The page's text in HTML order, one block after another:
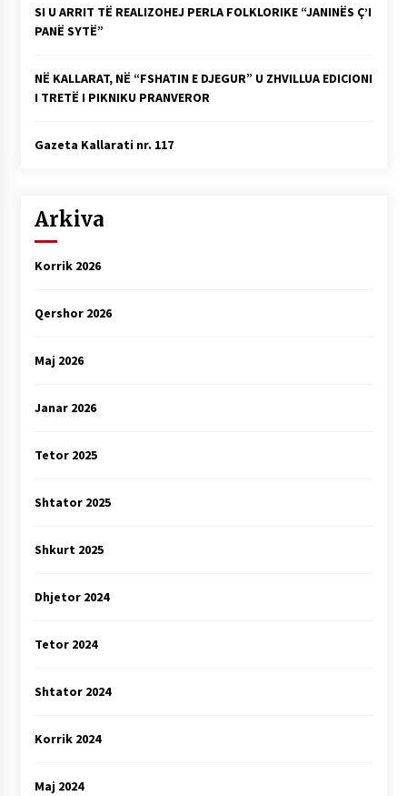
SI U ARRIT TË REALIZOHEJ PERLA FOLKLORIKE “JANINËS Ç’I
PANË SYTË”
NË KALLARAT, NË “FSHATIN E DJEGUR” U ZHVILLUA EDICIONI
I TRETË I PIKNIKU PRANVEROR
Gazeta Kallarati nr. 117
Arkiva
Korrik 2026
Qershor 2026
Maj 2026
Janar 2026
Tetor 2025
Shtator 2025
Shkurt 2025
Dhjetor 2024
Tetor 2024
Shtator 2024
Korrik 2024
Maj 2024